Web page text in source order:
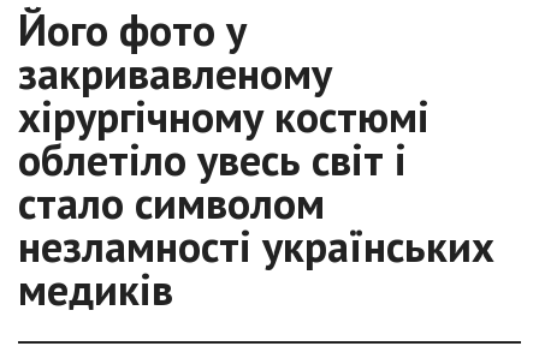
Його фото у
закривавленому
хірургічному костюмі
облетіло увесь світ і
стало символом
незламності українських
медиків